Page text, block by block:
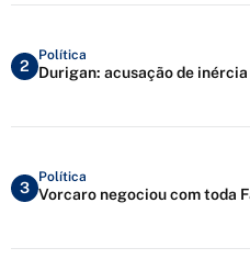
2
Política
Durigan: acusação de
3
Política
Vorcaro negociou com toda